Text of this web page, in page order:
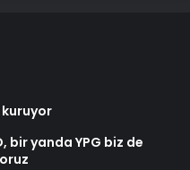
kuruyor
bir yanda YPG biz de